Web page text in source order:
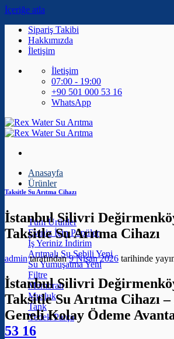
İçeriğe atla
Sipariş Takibi
Hakkımızda
İletişim
İletişim
07:00 - 19:00
+90 501 000 53 16
WhatsApp
Anasayfa
Ürünler
Tüm Ürünler
Eviniz İçin
İş Yeriniz
Arıtmalı Su Sebili
Su Yumuşatma
Filtre
Membran
Musluk
Tank
Yedek Parça
Taksitle Su Arıtma Cihazı
İstanbul Silivri
Taksitle Su Arıtma Cihazı
admintarafından 9 Nisan 2026 tarihinde
İstanbul Silivri
Taksitle Su Arıtma Cihazı
Geneli Kolay Ödeme
53 16